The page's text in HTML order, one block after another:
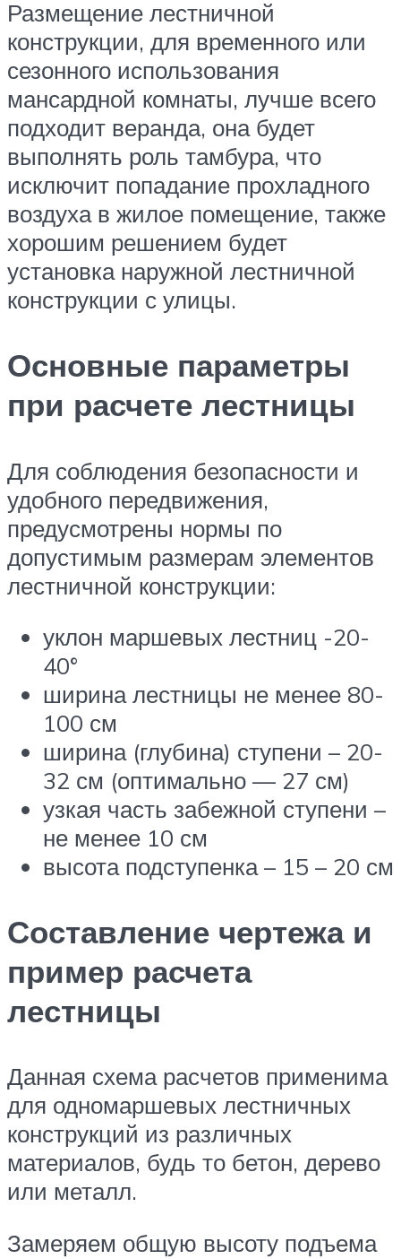
Размещение лестничной
конструкции, для временного или
сезонного использования
мансардной комнаты, лучше всего
подходит веранда, она будет
выполнять роль тамбура, что
исключит попадание прохладного
воздуха в жилое помещение, также
хорошим решением будет
установка наружной лестничной
конструкции с улицы.
Основные параметры
при расчете лестницы
Для соблюдения безопасности и
удобного передвижения,
предусмотрены нормы по
допустимым размерам элементов
лестничной конструкции:
уклон маршевых лестниц -20-
40°
ширина лестницы не менее 80-
100 см
ширина (глубина) ступени – 20-
32 см (оптимально — 27 см)
узкая часть забежной ступени –
не менее 10 см
высота подступенка – 15 – 20 см
Составление чертежа и
пример расчета
лестницы
Данная схема расчетов применима
для одномаршевых лестничных
конструкций из различных
материалов, будь то бетон, дерево
или металл.
Замеряем общую высоту подъема